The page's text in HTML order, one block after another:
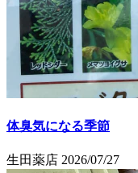
体臭気になる季節
生田薬店 2026/07/27